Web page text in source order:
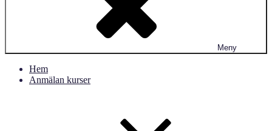
Meny
Hem
Anmälan kurser